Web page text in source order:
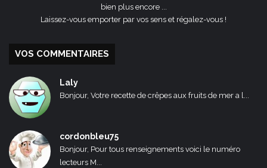
bien plus encore ...
Laissez-vous emporter par vos sens et régalez-vous !
VOS COMMENTAIRES
Laly
Bonjour, Votre recette de crêpes aux fruits de mer a l...
cordonbleu75
Bonjour, Pour tous renseignements voici le numéro
lecteurs M...